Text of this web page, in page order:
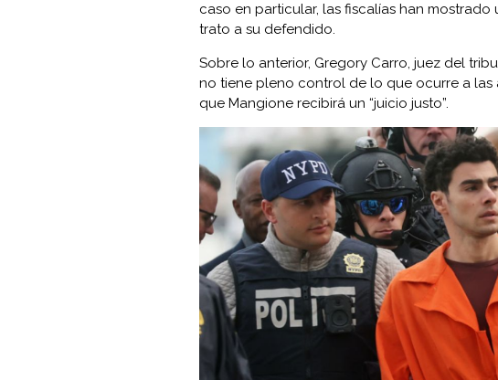
caso en particular, las fiscalías han mostrado
trato a su defendido.
Sobre lo anterior, Gregory Carro, juez del
no tiene pleno control de lo que ocurre a las
que Mangione recibirá un “juicio justo”.